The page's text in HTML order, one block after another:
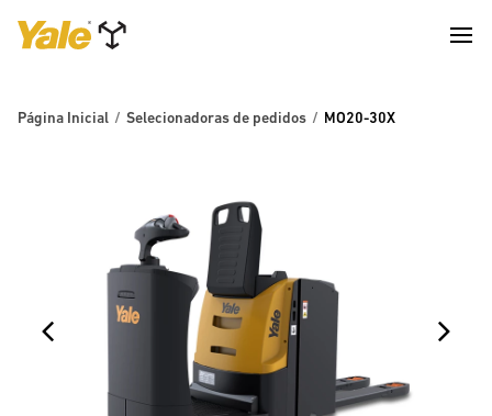
Página Inicial Selecionadoras de pedidos MO20-30X